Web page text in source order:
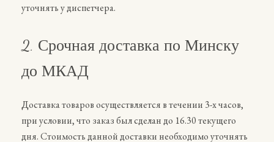
уточнять у диспетчера.
2. Срочная доставка по Минску
до МКАД
Доставка товаров осуществляется в течении 3-х часов,
при условии, что заказ был сделан до 16.30 текущего
дня. Стоимость данной доставки необходимо уточнять